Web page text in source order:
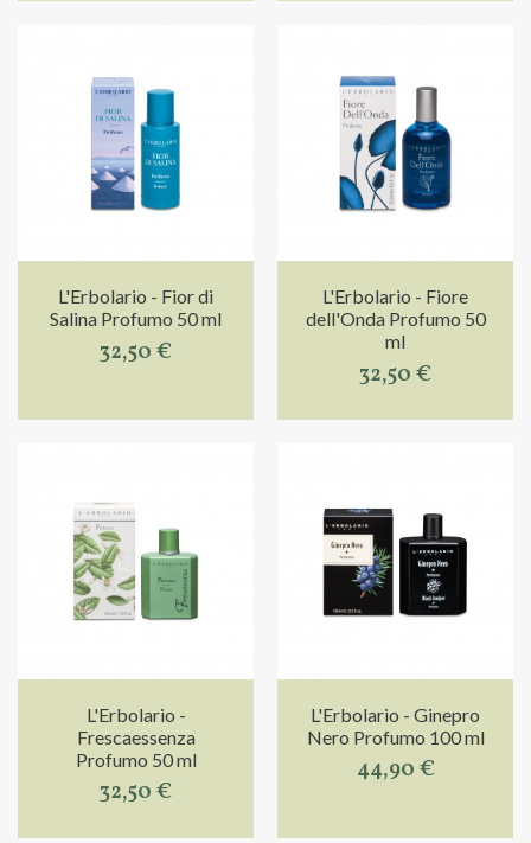
L'Erbolario - Fior di
Salina Profumo 50 ml
32,50 €
L'Erbolario - Fiore
dell'Onda Profumo 50
ml
32,50 €
L'Erbolario -
Frescaessenza
Profumo 50 ml
32,50 €
L'Erbolario - Ginepro
Nero Profumo 100 ml
44,90 €